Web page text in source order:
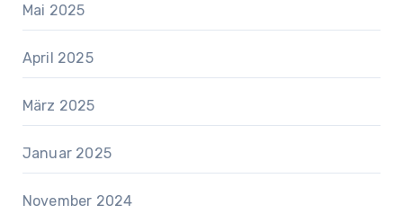
Mai 2025
April 2025
März 2025
Januar 2025
November 2024